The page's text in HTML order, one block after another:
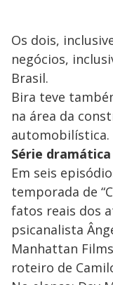
Os dois,
negócios,
Brasil.
Bira teve
na área da
automobilística.
Série dramática
Em seis
temporada de
fatos reais dos
psicanalista
Manhattan
roteiro de